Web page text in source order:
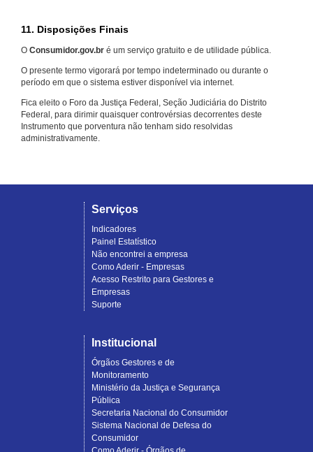
11. Disposições Finais
O Consumidor.gov.br é um serviço gratuito e de utilidade pública.
O presente termo vigorará por tempo indeterminado ou durante o
período em que o sistema estiver disponível via internet.
Fica eleito o Foro da Justiça Federal, Seção Judiciária do Distrito
Federal, para dirimir quaisquer controvérsias decorrentes deste
Instrumento que porventura não tenham sido resolvidas
administrativamente.
Serviços
Indicadores
Painel Estatístico
Não encontrei a empresa
Como Aderir - Empresas
Acesso Restrito para Gestores e
Empresas
Suporte
Institucional
Órgãos Gestores e de
Monitoramento
Ministério da Justiça e Segurança
Pública
Secretaria Nacional do Consumidor
Sistema Nacional de Defesa do
Consumidor